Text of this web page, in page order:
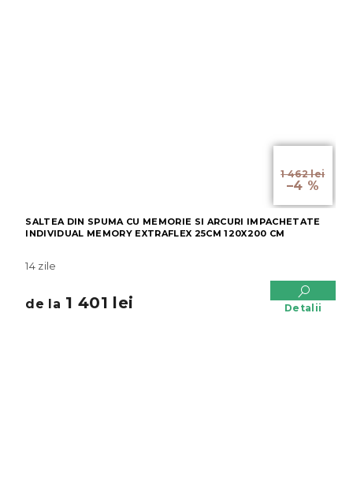
1 462 lei
–4 %
SALTEA DIN SPUMA CU MEMORIE SI ARCURI IMPACHETATE
INDIVIDUAL MEMORY EXTRAFLEX 25CM 120X200 CM
14 zile
de la 1 401 lei Detalii